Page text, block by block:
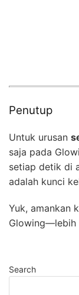
Penutup
Untuk urusan
saja pada
setiap detik di
adalah kunci
Yuk, amankan
Glowing—lebih
Search